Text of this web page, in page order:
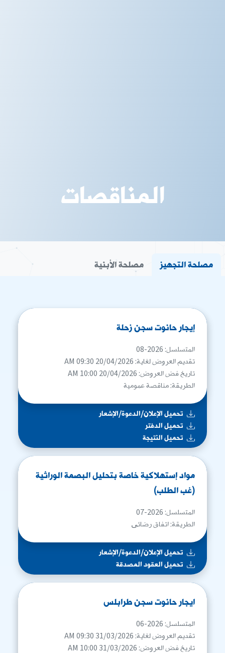
المناقصات
مصلحة التجهيز مصلحة الأبنية
إيجار حانوت سجن زحلة
المتسلسل: 2026-08
تقديم العروض لغاية: 20/04/2026 09:30 AM
تاريخ فض العروض: 20/04/2026 10:00 AM
الطريقة: مناقصة عمومية
تحميل الإعلان/الدعوة/الإشعار
تحميل الدفتر
تحميل النتيجة
مواد إستهلاكية خاصة بتحليل البصمة الوراثية
(غب الطلب)
المتسلسل: 2026-07
الطريقة: اتفاق رضائی
تحميل الإعلان/الدعوة/الإشعار
تحميل العقود المصدقة
ايجار حانوت سجن طرابلس
المتسلسل: 2026-06
تقديم العروض لغاية: 31/03/2026 09:30 AM
تاريخ فض العروض: 31/03/2026 10:00 AM